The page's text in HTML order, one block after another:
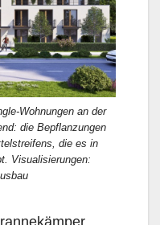
Wohnungen an der
die Bepflanzungen
die es in
Visualisierungen: